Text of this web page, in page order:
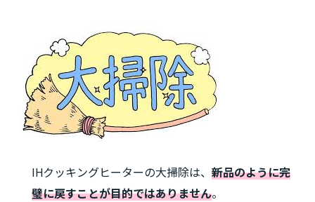
IHクッキングヒーターの大掃除は、 新品のように完
璧に戻すことが目的ではありません。